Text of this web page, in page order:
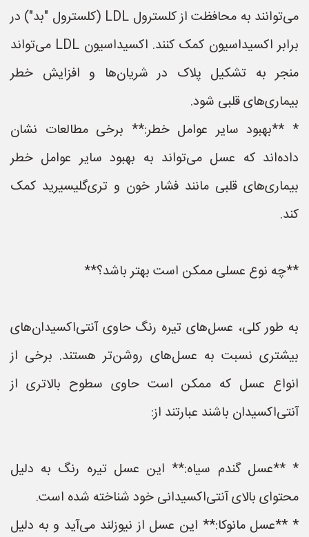
می‌توانند به محافظت از کلسترول LDL (کلسترول "بد") در
برابر اکسیداسیون کمک کنند. اکسیداسیون LDL می‌تواند
منجر به تشکیل پلاک در شریان‌ها و افزایش خطر
بیماری‌های قلبی شود.
* **بهبود سایر عوامل خطر:** برخی مطالعات نشان
داده‌اند که عسل می‌تواند به بهبود سایر عوامل خطر
بیماری‌های قلبی مانند فشار خون و تری‌گلیسیرید کمک
کند.
**چه نوع عسلی ممکن است بهتر باشد؟**
به طور کلی، عسل‌های تیره رنگ حاوی آنتی‌اکسیدان‌های
بیشتری نسبت به عسل‌های روشن‌تر هستند. برخی از
انواع عسل که ممکن است حاوی سطوح بالاتری از
آنتی‌اکسیدان باشند عبارتند از:
* **عسل گندم سیاه:** این عسل تیره رنگ به دلیل
محتوای بالای آنتی‌اکسیدانی خود شناخته شده است.
* **عسل مانوکا:** این عسل از نیوزلند می‌آید و به دلیل